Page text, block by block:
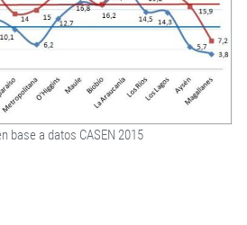
base a datos CASEN 2015